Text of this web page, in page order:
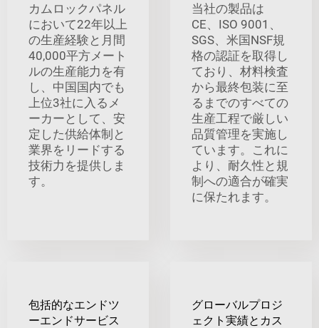
カムロックパネル
において22年以上
の生産経験と月間
40,000平方メート
ルの生産能力を有
し、中国国内でも
上位3社に入るメ
ーカーとして、安
定した供給体制と
業界をリードする
技術力を提供しま
す。
当社の製品は
CE、ISO 9001、
SGS、米国NSF規
格の認証を取得し
ており、材料検査
から最終包装に至
るまでのすべての
生産工程で厳しい
品質管理を実施し
ています。これに
より、耐久性と規
制への適合が確実
に保たれます。
包括的なエンドツ
ーエンドサービス
グローバルプロジ
ェクト実績とカス